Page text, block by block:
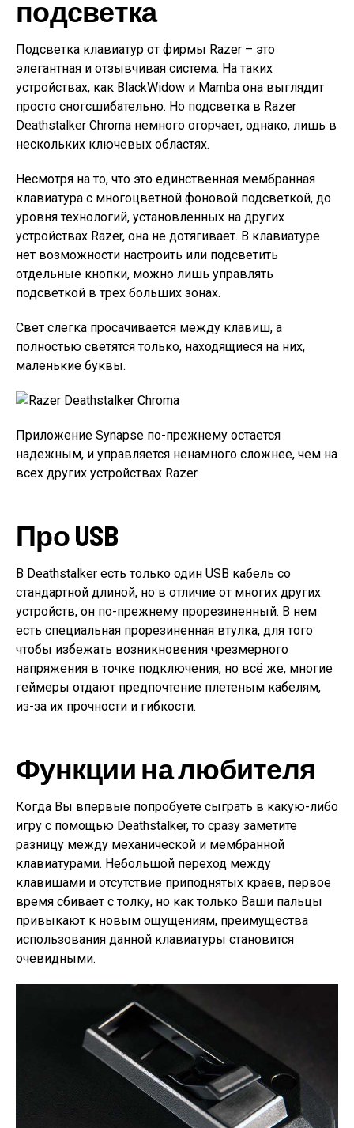
подсветка
Подсветка клавиатур от фирмы Razer – это
элегантная и отзывчивая система. На таких
устройствах, как BlackWidow и Mamba она выглядит
просто сногсшибательно. Но подсветка в Razer
Deathstalker Chroma немного огорчает, однако, лишь в
нескольких ключевых областях.
Несмотря на то, что это единственная мембранная
клавиатура с многоцветной фоновой подсветкой, до
уровня технологий, установленных на других
устройствах Razer, она не дотягивает. В клавиатуре
нет возможности настроить или подсветить
отдельные кнопки, можно лишь управлять
подсветкой в трех больших зонах.
Свет слегка просачивается между клавиш, а
полностью светятся только, находящиеся на них,
маленькие буквы.
Приложение Synapse по-прежнему остается
надежным, и управляется ненамного сложнее, чем на
всех других устройствах Razer.
Про USB
В Deathstalker есть только один USB кабель со
стандартной длиной, но в отличие от многих других
устройств, он по-прежнему прорезиненный. В нем
есть специальная прорезиненная втулка, для того
чтобы избежать возникновения чрезмерного
напряжения в точке подключения, но всё же, многие
геймеры отдают предпочтение плетеным кабелям,
из-за их прочности и гибкости.
Функции на любителя
Когда Вы впервые попробуете сыграть в какую-либо
игру с помощью Deathstalker, то сразу заметите
разницу между механической и мембранной
клавиатурами. Небольшой переход между
клавишами и отсутствие приподнятых краев, первое
время сбивает с толку, но как только Ваши пальцы
привыкают к новым ощущениям, преимущества
использования данной клавиатуры становится
очевидными.